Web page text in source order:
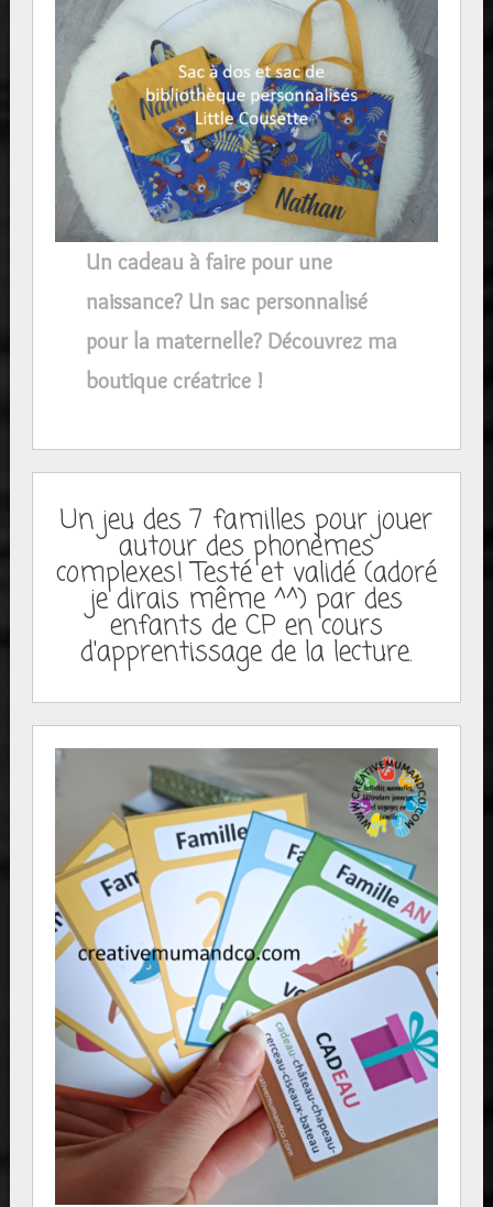
Un cadeau à faire pour une
naissance? Un sac personnalisé
pour la maternelle? Découvrez ma
boutique créatrice !
Un jeu des 7 familles pour jouer
autour des phonèmes
complexes! Testé et validé (adoré
je dirais même ^^) par des
enfants de CP en cours
d'apprentissage de la lecture.